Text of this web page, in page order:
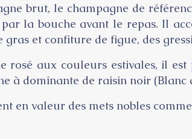
brut, le champagne de
la bouche avant le repas. Il
et confiture de figue, des
aux couleurs estivales, il
à dominante de raisin noir (Blanc
en valeur des mets nobles